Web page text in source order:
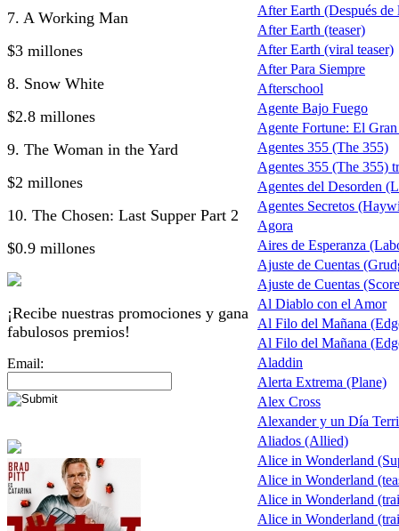
7. A Working Man
$3 millones
8. Snow White
$2.8 millones
9. The Woman in the Yard
$2 millones
10. The Chosen: Last Supper Part 2
$0.9 millones
¡Recibe nuestras promociones y gana
fabulosos premios!
Email:
After Earth (Después de
After Earth (teaser)
After Earth (viral teaser)
After Para Siempre
Afterschool
Agente Bajo Fuego
Agente Fortune: El
Agentes 355 (The 355)
Agentes 355 (The 355)
Agentes del Desorden
Agentes Secretos
Agora
Aires de Esperanza
Ajuste de Cuentas
Ajuste de Cuentas
Al Diablo con el Amor
Al Filo del Mañana
Al Filo del Mañana
Aladdin
Alerta Extrema (Plane)
Alex Cross
Alexander y un Día
Aliados (Allied)
Alice in Wonderland
Alice in Wonderland
Alice in Wonderland
Alice in Wonderland